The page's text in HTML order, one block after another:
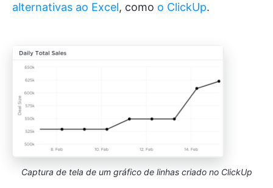
alternativas ao Excel, como o ClickUp.
Captura de tela de um gráfico de linhas criado no ClickUp